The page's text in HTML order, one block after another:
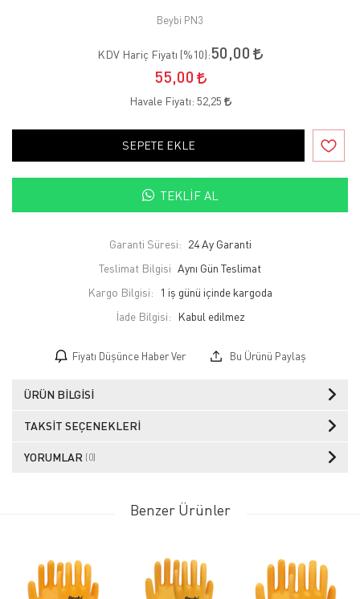
Beybi PN3
KDV Hariç Fiyatı (%10):50,00
55,00
Havale Fiyatı: 52,25
SEPETE EKLE
TEKLIF AL
Garanti Süresi: 24 Ay Garanti
Teslimat Bilgisi Aynı Gün Teslimat
Kargo Bilgisi:
1 iş günü içinde kargoda
İade Bilgisi:
Fiyatı Düşünce Haber Ver Bu Ürünü Paylaş
ÜRÜN BILGISI
TAKSIT SEÇENEKLERI
YORUMLAR (0)
Benzer Ürünler